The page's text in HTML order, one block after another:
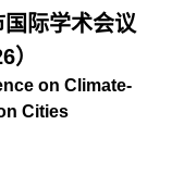
际学术会议
）
on Climate-
Cities